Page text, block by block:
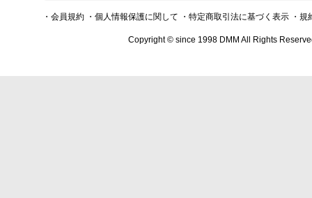
・会員規約 ・個人情報保護に関して ・特定商取引法に基づく表示 ・規
Copyright © since 1998 DMM All Rights